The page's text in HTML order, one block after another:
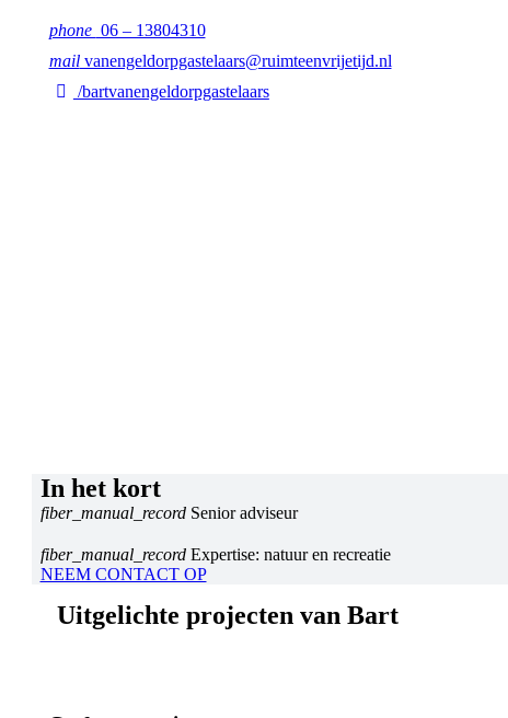
phone 06 – 13804310
mailvanengeldorpgastelaars@ruimteenvrijetijd.nl
/bartvanengeldorpgastelaars
In het kort
fiber_manual_record Senior adviseur
fiber_manual_record Expertise: natuur en recreatie
NEEM CONTACT OP
Uitgelichte projecten van Bart